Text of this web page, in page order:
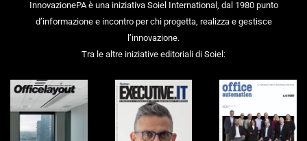
InnovazionePA è una iniziativa Soiel International, dal 1980 punto
d’informazione e incontro per chi progetta, realizza e gestisce
l’innovazione.
Tra le altre iniziative editoriali di Soiel: